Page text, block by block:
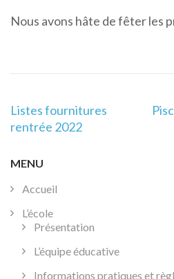
Nous avons hâte de fêter les
Navigation
de
Listes fournitures
rentrée 2022
MENU
Accueil
L’école
Présentation
L’équipe éducative
Informations pratiques et